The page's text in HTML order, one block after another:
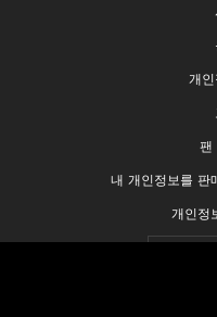
개
팬
내 개인정보를 판
개인정